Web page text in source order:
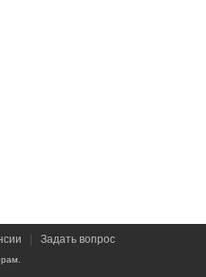
Задать вопрос